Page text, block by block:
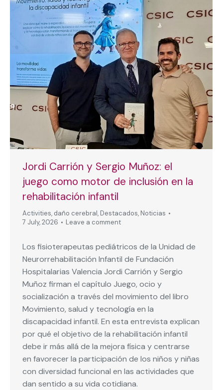
Jordi Carrión y Sergio Muñoz: el
juego como motor de inclusión en la
rehabilitación infantil
Activities, daño cerebral, Destacados, Noticias
7 July, 2026
Leave a comment
Los fisioterapeutas pediátricos de la Unidad de
Neurorrehabilitación Infantil de Fundación
Hospitalarias Valencia Jordi Carrión y Sergio
Muñoz firman el capítulo Juego, ocio y
socialización a través del movimiento del libro
Movimiento, salud y tecnología en la
discapacidad infantil. En esta entrevista explican
por qué el objetivo de la rehabilitación infantil
debe ir más allá de la mejora física y centrarse
en favorecer la participación de los niños y niñas
con diversidad funcional en las actividades que
dan sentido a su vida cotidiana.